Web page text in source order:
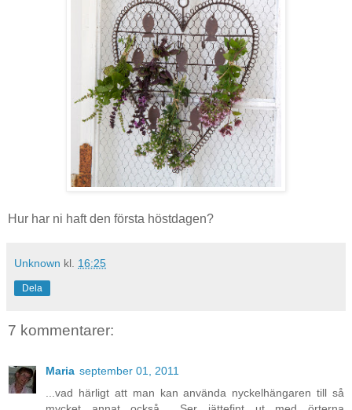
Hur har ni haft den första höstdagen?
Unknown kl. 16:25
Dela
7 kommentarer:
Maria september 01, 2011
...vad härligt att man kan använda nyckelhängaren till så